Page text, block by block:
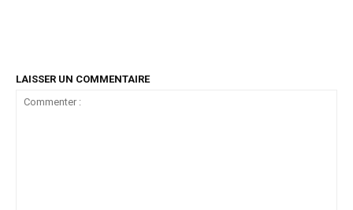
LAISSER UN COMMENTAIRE